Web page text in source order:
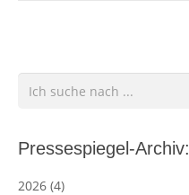
Pressespiegel-Archiv:
2026 (4)